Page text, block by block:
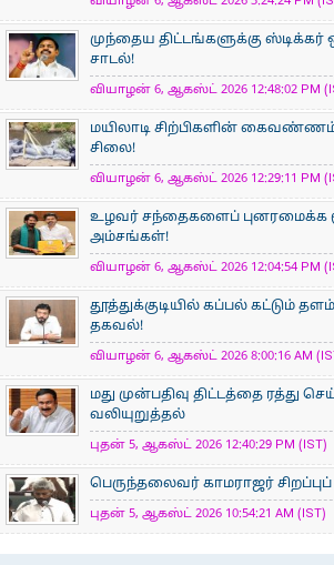
முந்தைய திட்டங்களுக்கு ஸ்டிக்கர்
சாடல்!
வியாழன் 6, ஆகஸ்ட் 2026 12:48:02 PM
மயிலாடி சிற்பிகளின்
சிலை!
வியாழன் 6, ஆகஸ்ட் 2026 12:29:11 PM
உழவர் சந்தைகளைப் புனரமைக்க
அம்சங்கள்!
வியாழன் 6, ஆகஸ்ட் 2026 12:04:54 PM
தூத்துக்குடியில் கப்பல் கட்டும்
தகவல்!
வியாழன் 6, ஆகஸ்ட் 2026 8:00:16 AM
மது முன்பதிவு திட்டத்தை ரத்து
வலியுறுத்தல்
புதன் 5, ஆகஸ்ட் 2026 12:40:29 PM (IST)
பெருந்தலைவர் காமராஜர்
புதன் 5, ஆகஸ்ட் 2026 10:54:21 AM (IST)